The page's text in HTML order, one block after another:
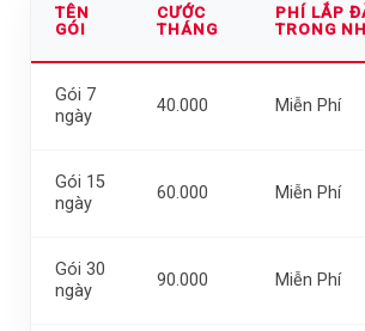
TÊN
GÓI
CƯỚC
THÁNG
PHÍ LẮP
TRONG
Gói 7
ngày
40.000 Miễn Phí
Gói 15
ngày
60.000 Miễn Phí
Gói 30
ngày
90.000 Miễn Phí